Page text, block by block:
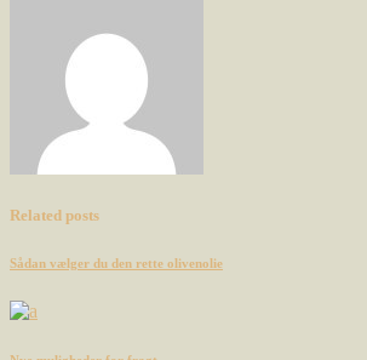
Related posts
Sådan vælger du den rette olivenolie